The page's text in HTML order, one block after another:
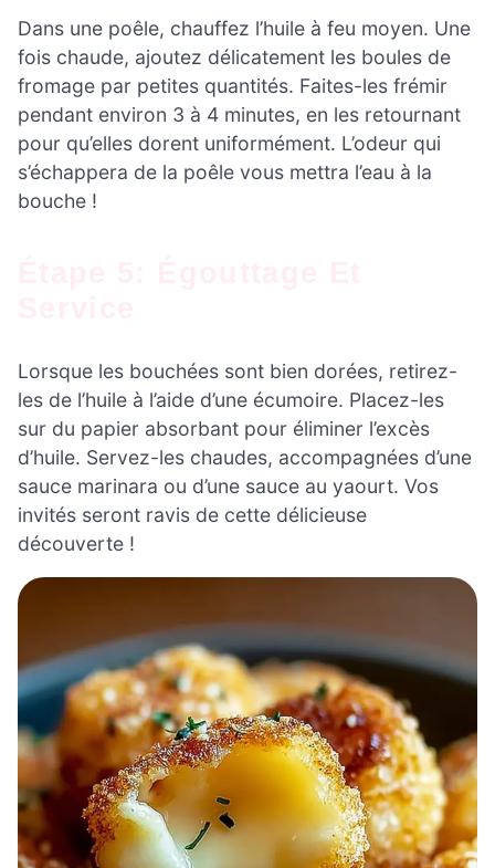
Dans une poêle, chauffez l’huile à feu moyen. Une
fois chaude, ajoutez délicatement les boules de
fromage par petites quantités. Faites-les frémir
pendant environ 3 à 4 minutes, en les retournant
pour qu’elles dorent uniformément. L’odeur qui
s’échappera de la poêle vous mettra l’eau à la
bouche !
Lorsque les bouchées sont bien dorées, retirez-
les de l’huile à l’aide d’une écumoire. Placez-les
sur du papier absorbant pour éliminer l’excès
d’huile. Servez-les chaudes, accompagnées d’une
sauce marinara ou d’une sauce au yaourt. Vos
invités seront ravis de cette délicieuse
découverte !